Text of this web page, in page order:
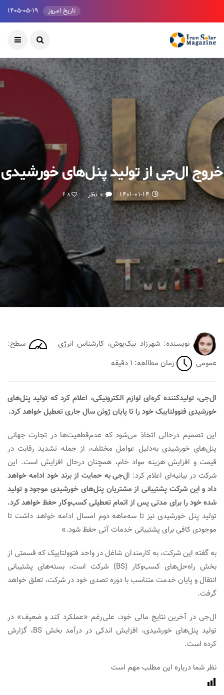
تاریخ امروز ۱۴۰۵-۰۵-۱۹
خروج ال‌جی از تولید پنل‌های خورشیدی
۱۴۰۱-۰۱-۱۴ ۰ نظر 68
نویسنده: شهرزاد نیک‌پوش، کارشناس انرژی
سطح:
عمومی
زمان مطالعه: ۱ دقیقه
ال‌جی، تولیدکننده کره‌ای لوازم الکترونیکی، اعلام کرد که تولید پنل‌های
خورشیدی فتوولتاییک خود را تا پایان ژوئن سال جاری تعطیل خواهد­ کرد.
این تصمیم در­حالی اتخاذ می‌شود که عدم‌قطعیت‌ها در تجارت جهانی
پنل‌های­ خورشیدی به‌دلیل عوامل مختلف، از جمله تشدید رقابت در
قیمت و افزایش هزینه مواد خام، همچنان در­حال افزایش است. این
شرکت در بیانیه‌­ای اعلام کرد: ال‌جی به حمایت از برند خود ادامه خواهد
داد و این شرکت پشتیبانی از مشتریان پنل‌های خورشیدی موجود و تولید
شده خود را برای مدتی پس از اتمام تعطیلی کسب‌وکار حفظ خواهد کرد.
تولید پنل خورشیدی نیز تا سه‌­ماهه دوم امسال ادامه خواهد داشت تا
موجودی کافی برای پشتیبانی خدمات آتی حفظ شود.»
به گفته این شرکت، به کارمندان شاغل در واحد فتوولتاییک که قسمتی از
بخش راه­‌حل‌­های کسب­‌و­کار (BS) شرکت است، بسته­‌های پشتیبانی
انتقال و پایان خدمت متناسب با دوره تصدی خود در شرکت، تعلق خواهد
گرفت.
ال‌جی در آخرین نتایج مالی خود، علی‌رغم «عمل­کرد کند ­و­ ضعیف» در
تولید پنل‌های خورشیدی، افزایش اندکی در درآمد بخش BS، گزارش
کرده ­است.
نظر شما درباره این مطلب مهم است